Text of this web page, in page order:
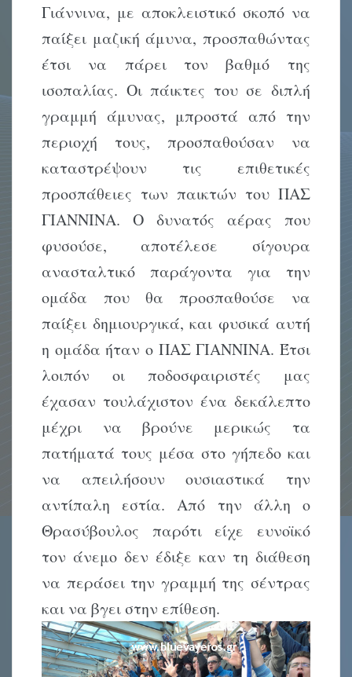
Γιάννινα, με αποκλειστικό σκοπό να
παίξει μαζική άμυνα, προσπαθώντας
έτσι να πάρει τον βαθμό της
ισοπαλίας. Οι πάικτες του σε διπλή
γραμμή άμυνας, μπροστά από την
περιοχή τους, προσπαθούσαν να
καταστρέψουν τις επιθετικές
προσπάθειες των παικτών του ΠΑΣ
ΓΙΑΝΝΙΝΑ. Ο δυνατός αέρας που
φυσούσε, αποτέλεσε σίγουρα
ανασταλτικό παράγοντα για την
ομάδα που θα προσπαθούσε να
παίξει δημιουργικά, και φυσικά αυτή
η ομάδα ήταν ο ΠΑΣ ΓΙΑΝΝΙΝΑ. Έτσι
λοιπόν οι ποδοσφαιριστές μας
έχασαν τουλάχιστον ένα δεκάλεπτο
μέχρι να βρούνε μερικώς τα
πατήματά τους μέσα στο γήπεδο και
να απειλήσουν ουσιαστικά την
αντίπαλη εστία. Από την άλλη ο
Θρασύβουλος παρότι είχε ευνοϊκό
τον άνεμο δεν έδιξε καν τη διάθεση
να περάσει την γραμμή της σέντρας
και να βγει στην επίθεση.